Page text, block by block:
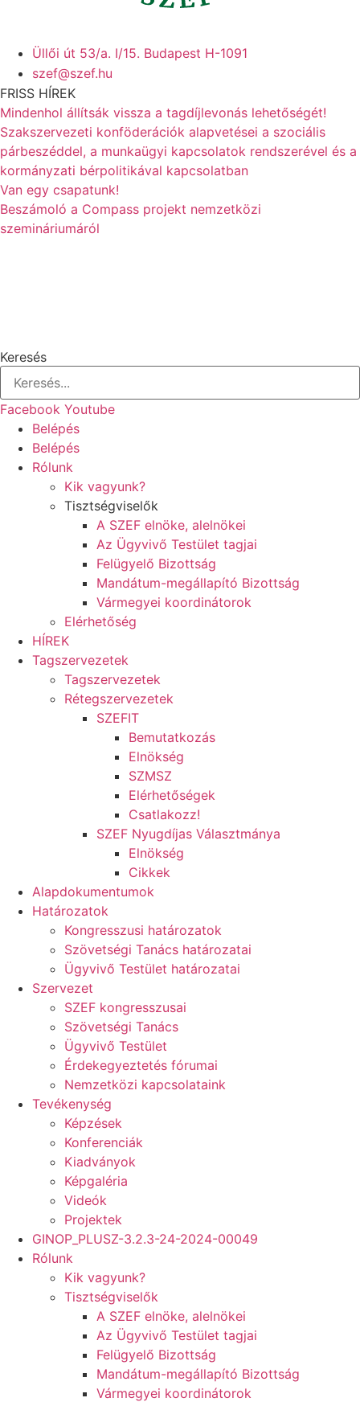
Üllői út 53/a. I/15. Budapest H-1091
szef@szef.hu
FRISS HÍREK
Mindenhol állítsák vissza a tagdíjlevonás lehetőségét!
Szakszervezeti konföderációk alapvetései a szociális
párbeszéddel, a munkaügyi kapcsolatok rendszerével és a
kormányzati bérpolitikával kapcsolatban
Van egy csapatunk!
Beszámoló a Compass projekt nemzetközi
szemináriumáról
Keresés
Facebook Youtube
Belépés
Belépés
Rólunk
Kik vagyunk?
Tisztségviselők
A SZEF elnöke, alelnökei
Az Ügyvivő Testület tagjai
Felügyelő Bizottság
Mandátum-megállapító Bizottság
Vármegyei koordinátorok
Elérhetőség
HÍREK
Tagszervezetek
Tagszervezetek
Rétegszervezetek
SZEFIT
Bemutatkozás
Elnökség
SZMSZ
Elérhetőségek
Csatlakozz!
SZEF Nyugdíjas Választmánya
Elnökség
Cikkek
Alapdokumentumok
Határozatok
Kongresszusi határozatok
Szövetségi Tanács határozatai
Ügyvivő Testület határozatai
Szervezet
SZEF kongresszusai
Szövetségi Tanács
Ügyvivő Testület
Érdekegyeztetés fórumai
Nemzetközi kapcsolataink
Tevékenység
Képzések
Konferenciák
Kiadványok
Képgaléria
Videók
Projektek
GINOP_PLUSZ-3.2.3-24-2024-00049
Rólunk
Kik vagyunk?
Tisztségviselők
A SZEF elnöke, alelnökei
Az Ügyvivő Testület tagjai
Felügyelő Bizottság
Mandátum-megállapító Bizottság
Vármegyei koordinátorok